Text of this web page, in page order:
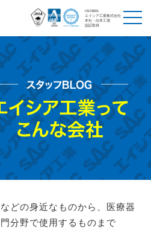
ISO9001
エイシア工業株式会社
本社・白井工場
認証取得
どの身近なものから、医療器
分野で使用するものまで